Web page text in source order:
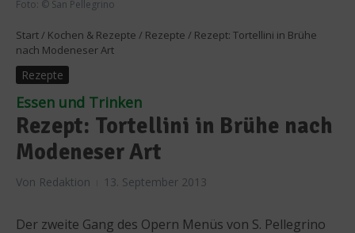
Foto: © San Pellegrino
Start / Kochen & Rezepte / Rezepte / Rezept: Tortellini in Brühe
nach Modeneser Art
Rezepte
Essen und Trinken
Rezept: Tortellini in Brühe nach
Modeneser Art
Von Redaktion 13. September 2013
Der zweite Gang des Opern Menüs von S. Pellegrino